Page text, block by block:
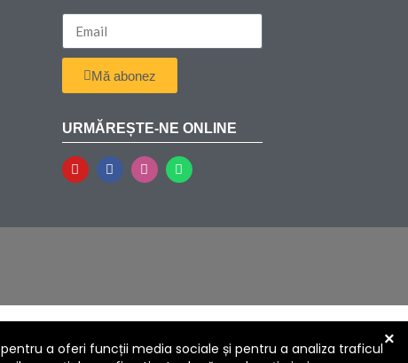
Mă abonez
URMĂREȘTE-NE ONLINE